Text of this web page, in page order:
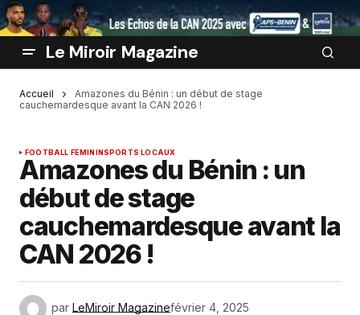
Le Miroir Magazine
Accueil
Amazones du Bénin : un début de stage
cauchemardesque avant la CAN 2026 !
FOOTBALL FEMININSPORTS LOCAUX
Amazones du Bénin : un
début de stage
cauchemardesque avant la
CAN 2026 !
par LeMiroir Magazinefévrier 4, 2025